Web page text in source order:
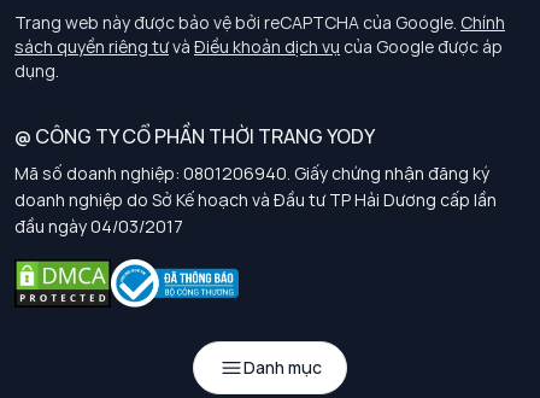
Danh mục
Chính sách bảo vệ dữ liệu cá nhân
Chính sách thanh toán, giao nhận
Chính sách chất lượng và an toàn sức khoẻ nghề nghiệp
Chính sách đơn đồng phục
Hướng dẫn chọn kích thước
Tuyển dụng
Trang web này được bảo vệ bởi reCAPTCHA của Google. Chính
sách quyền riêng tưvà Điều khoản dịch vụ của Google được áp
dụng.
@ CÔNG TY CỔ PHẦN THỜI TRANG YODY
Mã số doanh nghiệp: 0801206940. Giấy chứng nhận đăng ký
doanh nghiệp do Sở Kế hoạch và Đầu tư TP Hải Dương cấp lần
đầu ngày 04/03/2017